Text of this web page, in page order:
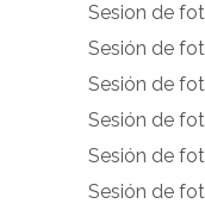
Sesion de
Sesión de
Sesión de
Sesión de
Sesión de
Sesión de